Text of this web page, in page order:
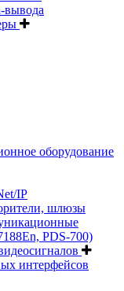
вывода
оборудование
IP
шлюзы
PDS-700)
интерфейсов